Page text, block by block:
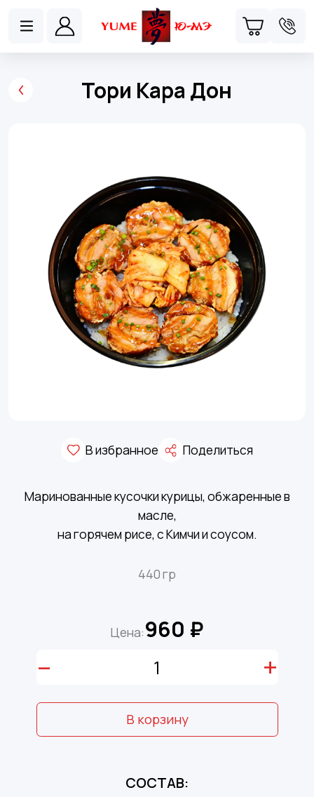
Тори Кара Дон
В избранное Поделиться
Маринованные кусочки курицы, обжаренные в
масле,
на горячем рисе, с Кимчи и соусом.
440 гр
Цена:960 ₽
– +
В корзину
СОСТАВ: